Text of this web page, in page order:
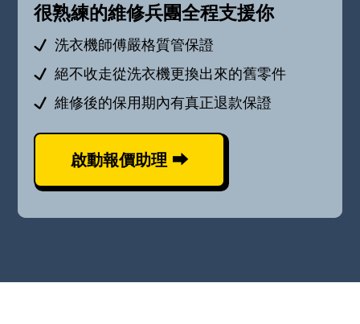
很熟練的維修兵團全程支援你
洗衣機師傅嚴格質管保證
絕不收走從洗衣機更換出來的舊零件
維修後的保用期內有真正退款保證
啟動報價助理 ⮕